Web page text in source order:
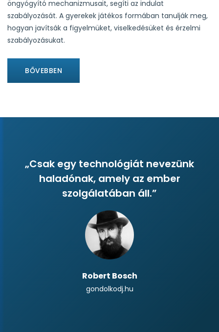
öngyógyító mechanizmusait, segíti az indulat
szabályozását. A gyerekek játékos formában tanulják meg,
hogyan javítsák a figyelmüket, viselkedésüket és érzelmi
szabályozásukat.
BŐVEBBEN
„Csak egy technológiát nevezünk
haladónak, amely az ember
szolgálatában áll.”
Robert Bosch
gondolkodj.hu